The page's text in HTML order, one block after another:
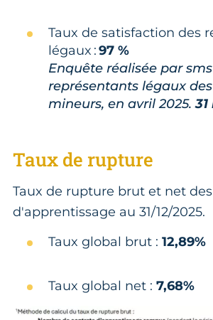
Taux de satisfaction des
légaux :97 %
Enquête réalisée par
représentants légaux
mineurs, en avril 2025.
Taux de rupture
Taux de rupture brut et net
d'apprentissage au 31/12/2025.
Taux global brut : 12,89%
Taux global net : 7,68%